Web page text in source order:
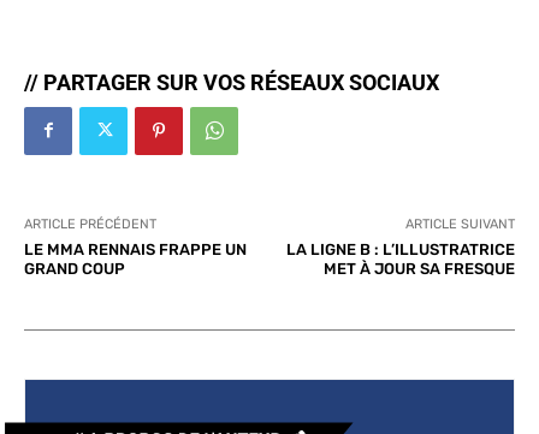
// PARTAGER SUR VOS RÉSEAUX SOCIAUX
ARTICLE PRÉCÉDENT
LE MMA RENNAIS FRAPPE UN
GRAND COUP
ARTICLE SUIVANT
LA LIGNE B : L’ILLUSTRATRICE
MET À JOUR SA FRESQUE